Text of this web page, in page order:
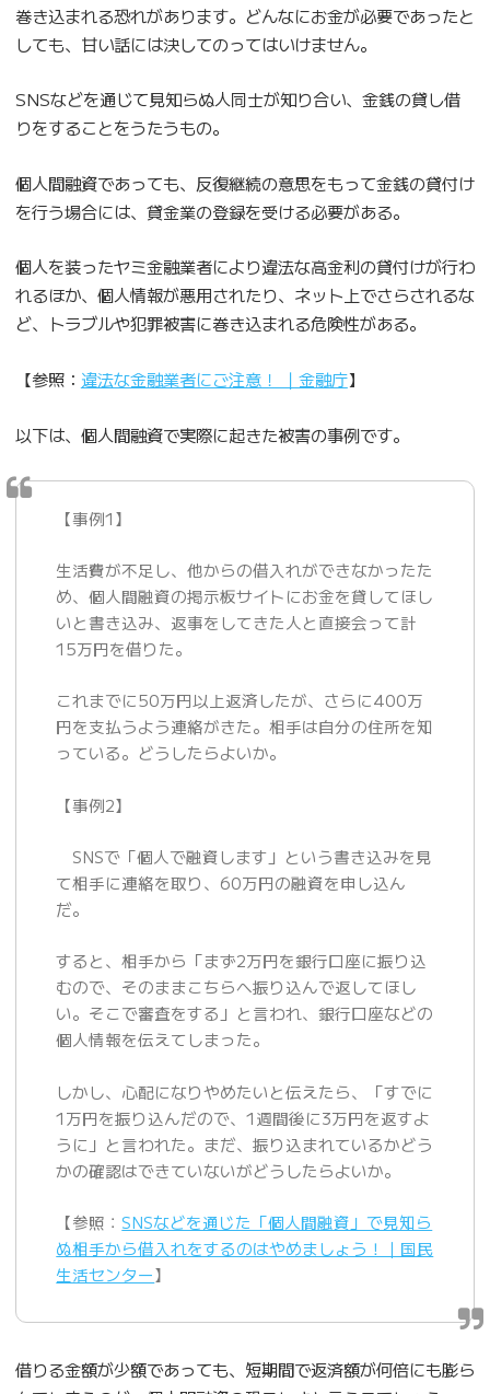
巻き込まれる恐れがあります。どんなにお金が必要であったと
しても、甘い話には決してのってはいけません。
SNSなどを通じて見知らぬ人同士が知り合い、金銭の貸し借
りをすることをうたうもの。
個人間融資であっても、反復継続の意思をもって金銭の貸付け
を行う場合には、貸金業の登録を受ける必要がある。
個人を装ったヤミ金融業者により違法な高金利の貸付けが行わ
れるほか、個人情報が悪用されたり、ネット上でさらされるな
ど、トラブルや犯罪被害に巻き込まれる危険性がある。
【参照： 違法な金融業者にご注意！ ｜金融庁】
以下は、個人間融資で実際に起きた被害の事例です。
【事例1】
生活費が不足し、他からの借入れができなかったた
め、個人間融資の掲示板サイトにお金を貸してほし
いと書き込み、返事をしてきた人と直接会って計
15万円を借りた。
これまでに50万円以上返済したが、さらに400万
円を支払うよう連絡がきた。相手は自分の住所を知
っている。どうしたらよいか。
【事例2】
SNSで「個人で融資します」という書き込みを見
て相手に連絡を取り、60万円の融資を申し込ん
だ。
すると、相手から「まず2万円を銀行口座に振り込
むので、そのままこちらへ振り込んで返してほし
い。そこで審査をする」と言われ、銀行口座などの
個人情報を伝えてしまった。
しかし、心配になりやめたいと伝えたら、「すでに
1万円を振り込んだので、1週間後に3万円を返すよ
うに」と言われた。まだ、振り込まれているかどう
かの確認はできていないがどうしたらよいか。
【参照： SNSなどを通じた「個人間融資」で見知ら
ぬ相手から借入れをするのはやめましょう！｜国民
生活センター】
借りる金額が少額であっても、短期間で返済額が何倍にも膨ら